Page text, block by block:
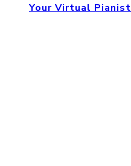
Your Virtual Pianist